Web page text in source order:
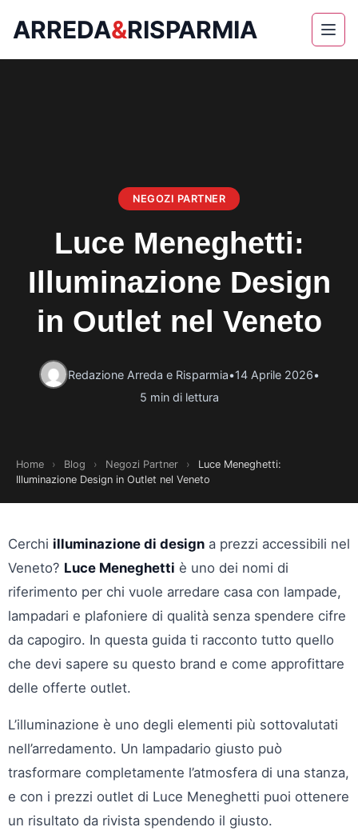
ARREDA&RISPARMIA
NEGOZI PARTNER
Luce Meneghetti:
Illuminazione Design
in Outlet nel Veneto
Redazione Arreda e Risparmia•14 Aprile 2026•
5 min di lettura
Home › Blog › Negozi Partner ›
Luce Meneghetti:
Illuminazione Design in Outlet nel Veneto
Cerchi illuminazione di design a prezzi accessibili nel
Veneto? Luce Meneghetti è uno dei nomi di
riferimento per chi vuole arredare casa con lampade,
lampadari e plafoniere di qualità senza spendere cifre
da capogiro. In questa guida ti racconto tutto quello
che devi sapere su questo brand e come approfittare
delle offerte outlet.
L’illuminazione è uno degli elementi più sottovalutati
nell’arredamento. Un lampadario giusto può
trasformare completamente l’atmosfera di una stanza,
e con i prezzi outlet di Luce Meneghetti puoi ottenere
un risultato da rivista spendendo il giusto.